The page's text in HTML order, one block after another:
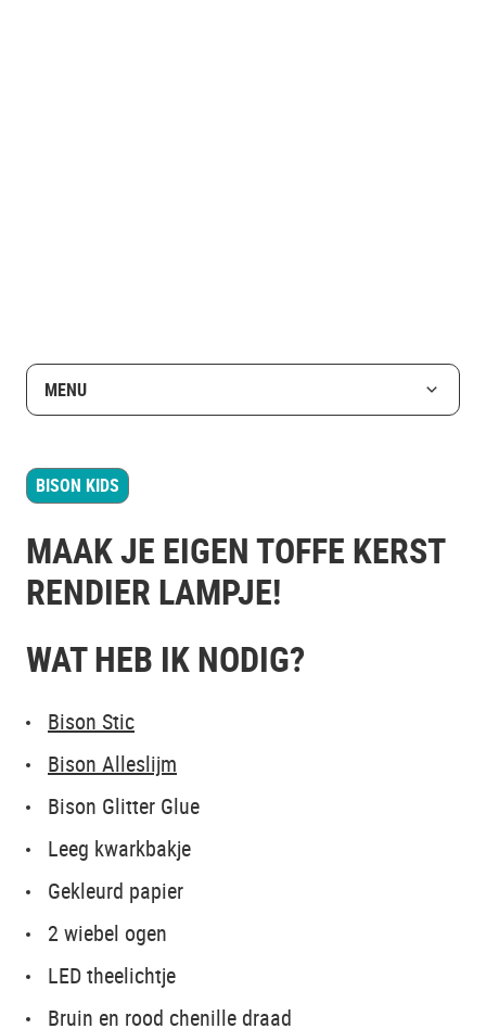
MENU
BISON KIDS
MAAK JE EIGEN TOFFE KERST
RENDIER LAMPJE!
WAT HEB IK NODIG?
Bison Stic
Bison Alleslijm
Bison Glitter Glue
Leeg kwarkbakje
Gekleurd papier
2 wiebel ogen
LED theelichtje
Bruin en rood chenille draad